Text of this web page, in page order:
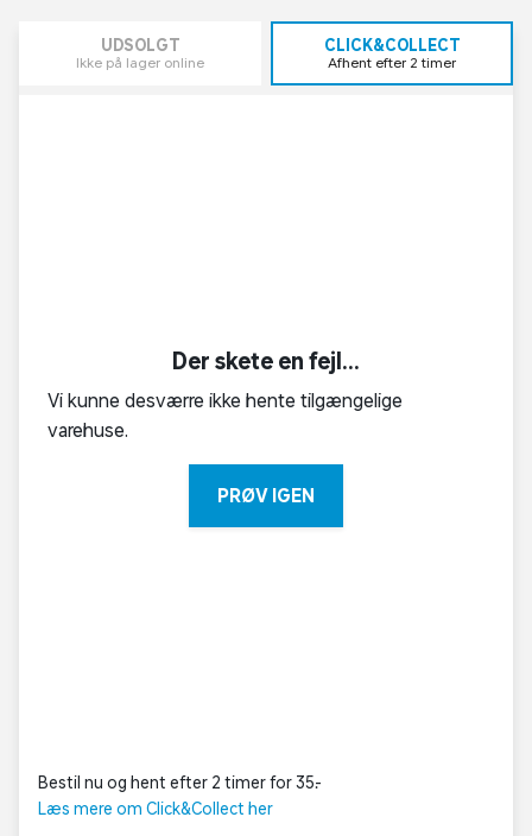
UDSOLGT
Ikke på lager online
CLICK&COLLECT
Afhent efter 2 timer
Der skete en fejl...
Vi kunne desværre ikke hente tilgængelige
varehuse.
PRØV IGEN
Bestil nu og hent efter 2 timer for 35,-
Læs mere om Click&Collect her